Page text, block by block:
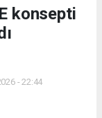
konsepti
- 22:44